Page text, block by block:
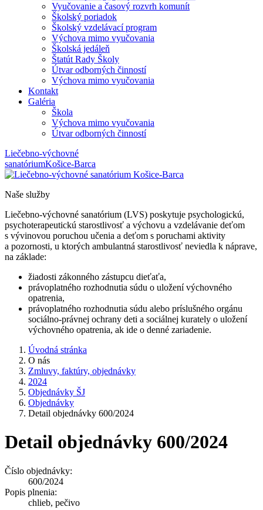
Vyučovanie a časový rozvrh komunít
Školský poriadok
Školský vzdelávací program
Výchova mimo vyučovania
Školská jedáleň
Štatút Rady Školy
Útvar odborných činností
Výchova mimo vyučovania
Kontakt
Galéria
Škola
Výchova mimo vyučovania
Útvar odborných činností
Liečebno-výchovné
sanatóriumKošice-Barca
Naše služby
Liečebno-výchovné sanatórium (LVS) poskytuje psychologickú,
psychoterapeutickú starostlivosť a výchovu a vzdelávanie deťom
s vývinovou poruchou učenia a deťom s poruchami aktivity
a pozornosti, u ktorých ambulantná starostlivosť neviedla k náprave,
na základe:
žiadosti zákonného zástupcu dieťaťa,
právoplatného rozhodnutia súdu o uložení výchovného
opatrenia,
právoplatného rozhodnutia súdu alebo príslušného orgánu
sociálno-právnej ochrany deti a sociálnej kurately o uložení
výchovného opatrenia, ak ide o denné zariadenie.
Úvodná stránka
O nás
Zmluvy, faktúry, objednávky
2024
Objednávky ŠJ
Objednávky
Detail objednávky 600/2024
Detail objednávky 600/2024
Číslo objednávky:
600/2024
Popis plnenia:
chlieb, pečivo